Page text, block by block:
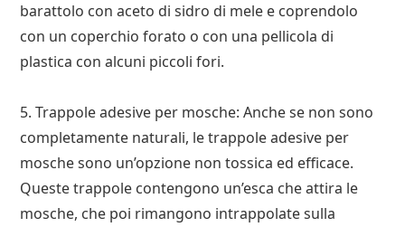
barattolo con aceto di sidro di mele e coprendolo
con un coperchio forato o con una pellicola di
plastica con alcuni piccoli fori.
5. Trappole adesive per mosche: Anche se non sono
completamente naturali, le trappole adesive per
mosche sono un’opzione non tossica ed efficace.
Queste trappole contengono un’esca che attira le
mosche, che poi rimangono intrappolate sulla